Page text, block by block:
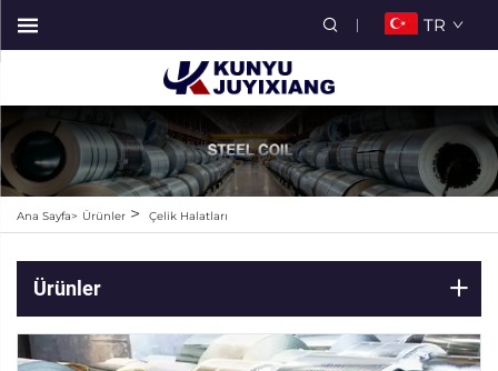
TR
Ana Sayfa> Ürünler > Çelik Halatları
Ürünler